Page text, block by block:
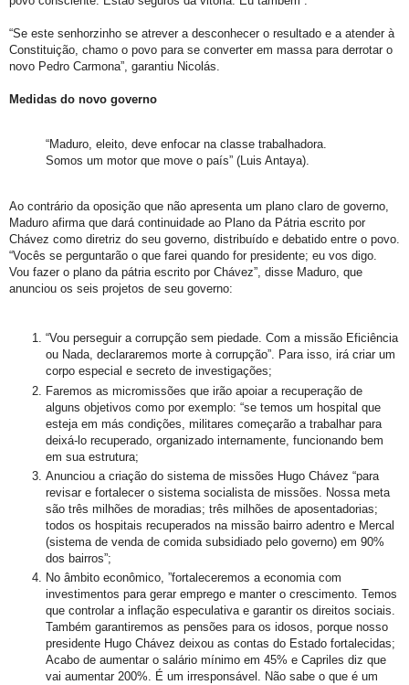
“Se este senhorzinho se atrever a desconhecer o resultado e a atender à
Constituição, chamo o povo para se converter em massa para derrotar o
novo Pedro Carmona”, garantiu Nicolás.
Medidas do novo governo
“Maduro, eleito, deve enfocar na classe trabalhadora.
Somos um motor que move o país” (Luis Antaya).
Ao contrário da oposição que não apresenta um plano claro de governo,
Maduro afirma que dará continuidade ao Plano da Pátria escrito por
Chávez como diretriz do seu governo, distribuído e debatido entre o povo.
“Vocês se perguntarão o que farei quando for presidente; eu vos digo.
Vou fazer o plano da pátria escrito por Chávez”, disse Maduro, que
anunciou os seis projetos de seu governo:
“Vou perseguir a corrupção sem piedade. Com a missão Eficiência
ou Nada, declararemos morte à corrupção”. Para isso, irá criar um
corpo especial e secreto de investigações;
Faremos as micromissões que irão apoiar a recuperação de
alguns objetivos como por exemplo: “se temos um hospital que
esteja em más condições, militares começarão a trabalhar para
deixá-lo recuperado, organizado internamente, funcionando bem
em sua estrutura;
Anunciou a criação do sistema de missões Hugo Chávez “para
revisar e fortalecer o sistema socialista de missões. Nossa meta
são três milhões de moradias; três milhões de aposentadorias;
todos os hospitais recuperados na missão bairro adentro e Mercal
(sistema de venda de comida subsidiado pelo governo) em 90%
dos bairros”;
No âmbito econômico, ”fortaleceremos a economia com
investimentos para gerar emprego e manter o crescimento. Temos
que controlar a inflação especulativa e garantir os direitos sociais.
Também garantiremos as pensões para os idosos, porque nosso
presidente Hugo Chávez deixou as contas do Estado fortalecidas;
Acabo de aumentar o salário mínimo em 45% e Capriles diz que
vai aumentar 200%. É um irresponsável. Não sabe o que é um